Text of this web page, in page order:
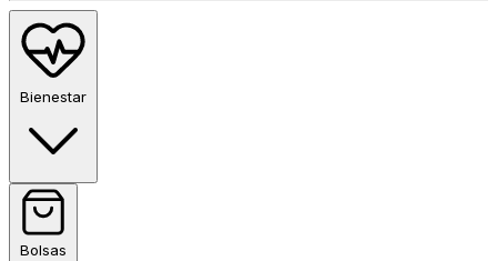
Bienestar
Bolsas